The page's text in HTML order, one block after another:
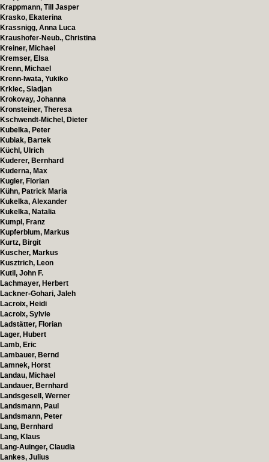
Krappmann, Till Jasper
Krasko, Ekaterina
Krassnigg, Anna Luca
Kraushofer-Neub., Christina
Kreiner, Michael
Kremser, Elsa
Krenn, Michael
Krenn-Iwata, Yukiko
Krklec, Sladjan
Krokovay, Johanna
Kronsteiner, Theresa
Kschwendt-Michel, Dieter
Kubelka, Peter
Kubiak, Bartek
Küchl, Ulrich
Kuderer, Bernhard
Kuderna, Max
Kugler, Florian
Kühn, Patrick Maria
Kukelka, Alexander
Kukelka, Natalia
Kumpl, Franz
Kupferblum, Markus
Kurtz, Birgit
Kuscher, Markus
Kusztrich, Leon
Kutil, John F.
Lachmayer, Herbert
Lackner-Gohari, Jaleh
Lacroix, Heidi
Lacroix, Sylvie
Ladstätter, Florian
Lager, Hubert
Lamb, Eric
Lambauer, Bernd
Lamnek, Horst
Landau, Michael
Landauer, Bernhard
Landsgesell, Werner
Landsmann, Paul
Landsmann, Peter
Lang, Bernhard
Lang, Klaus
Lang-Auinger, Claudia
Lankes, Julius